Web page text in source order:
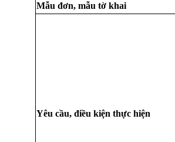
Mẫu đơn, mẫu tờ khai
Yêu cầu, điều kiện thực hiện